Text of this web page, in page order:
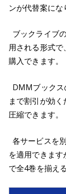
ンが代替案にな
ブックライブ
用される形式
購入できます。
DMMブックス
まで割引が効
圧縮できます。
各サービスを
を適用できま
で全4巻を揃え